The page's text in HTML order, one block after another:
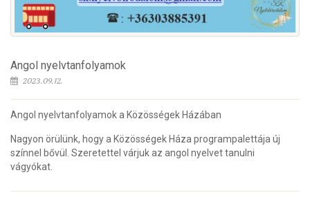
Angol nyelvtanfolyamok
2023.09.12.
Angol nyelvtanfolyamok a Közösségek Házában
Nagyon örülünk, hogy a Közösségek Háza programpalettája új
színnel bővül. Szeretettel várjuk az angol nyelvet tanulni
vágyókat.